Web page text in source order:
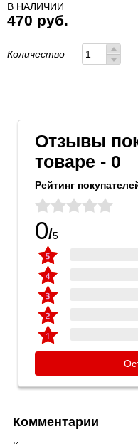
В НАЛИЧИИ
470 руб.
Количество
Отзывы
товаре - 0
Рейтинг
0/5
Комментарии